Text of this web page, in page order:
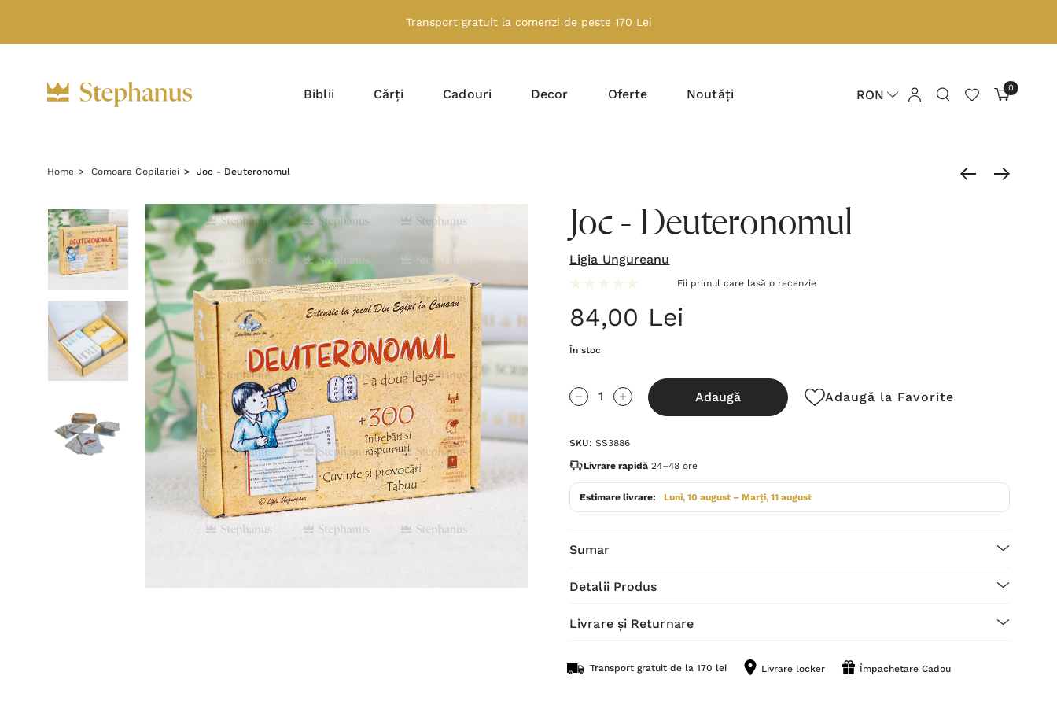
Transport gratuit la comenzi de peste 170 Lei
Biblii Cărți Cadouri Decor Oferte Noutăți RON 0
Home Comoara Copilariei Joc - Deuteronomul
Joc - Deuteronomul
Ligia Ungureanu
Fii primul care lasă o recenzie
84,00 Lei
În stoc
Grăbește-
te!
curent
este:
Cantitate scăzută:Cantitate Crescută:
Adaugă Adaugă la Favorite
SKU: SS3886
Livrare rapidă 24–48 ore
Estimare livrare: Luni, 10 august – Marți, 11 august
Sumar
Detalii Produs
Livrare și Returnare
Transport gratuit de la 170 lei Livrare locker Împachetare Cadou